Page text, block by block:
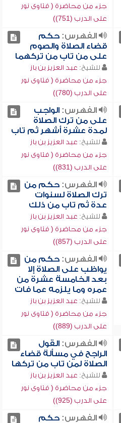
جزء من محاضرة ( فتاوى نور
على الدرب (751))
الفهرس:حكم
قضاء الصلاة والصوم
على من تاب من تركهما
للشيخ: عبد العزيز بن باز
جزء من محاضرة ( فتاوى نور
على الدرب (780))
الفهرس:الواجب
على من ترك الصلاة
لمدة عشرة أشهر ثم تاب
للشيخ: عبد العزيز بن باز
جزء من محاضرة ( فتاوى نور
على الدرب (831))
الفهرس:حكم من
ترك الصلاة لسنوات
عدة ثم تاب من ذلك
للشيخ: عبد العزيز بن باز
جزء من محاضرة ( فتاوى نور
على الدرب (857))
الفهرس:حكم من
يواظب على الصلاة إلا
بعد الخامسة عشرة من
عمره وما يلزمه عما فات
للشيخ: عبد العزيز بن باز
جزء من محاضرة ( فتاوى نور
على الدرب (889))
الفهرس:القول
الراجح في مسألة قضاء
الصلاة لمن تاب من تركها
للشيخ: عبد العزيز بن باز
جزء من محاضرة ( فتاوى نور
على الدرب (925))
الفهرس:حكم